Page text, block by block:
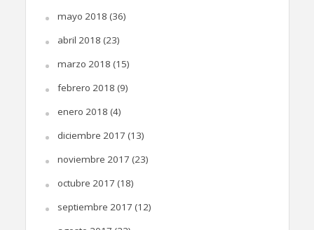
mayo 2018 (36)
abril 2018 (23)
marzo 2018 (15)
febrero 2018 (9)
enero 2018 (4)
diciembre 2017 (13)
noviembre 2017 (23)
octubre 2017 (18)
septiembre 2017 (12)